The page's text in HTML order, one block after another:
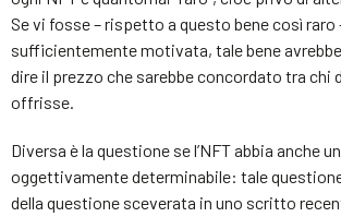
Se vi fosse – rispetto a questo bene così raro
sufficientemente motivata, tale bene
dire il prezzo che sarebbe concordato tra chi
offrisse.
Diversa è la questione se l’NFT abbia anche
oggettivamente determinabile: tale
della questione sceverata in uno scritto